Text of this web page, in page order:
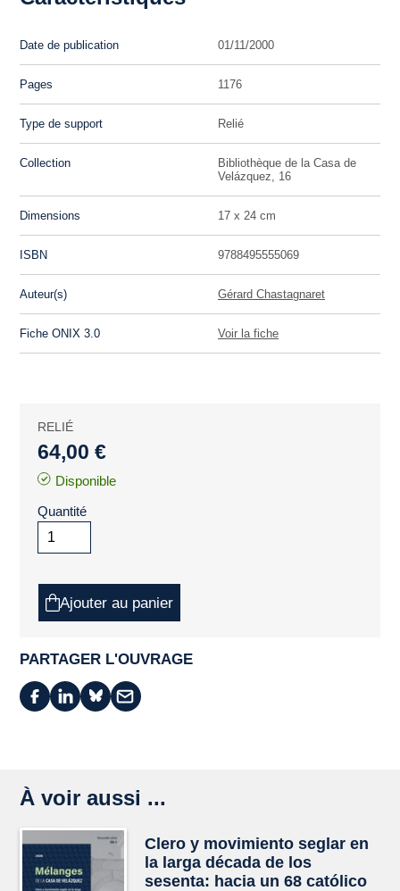
Date de publication 01/11/2000
Pages 1176
Type de support Relié
Collection
Bibliothèque de la Casa de
Velázquez, 16
Dimensions 17 x 24 cm
ISBN 9788495555069
Auteur(s) Gérard Chastagnaret
Fiche ONIX 3.0 Voir la fiche
RELIÉ
64,00 €
Disponible
Quantité
Ajouter au panier
PARTAGER L'OUVRAGE
À voir aussi ...
Clero y movimiento seglar en
la larga década de los
sesenta: hacia un 68 católico